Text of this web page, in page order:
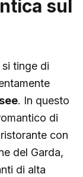
sul
tinge di
. In questo
di
con
del Garda,
di alta